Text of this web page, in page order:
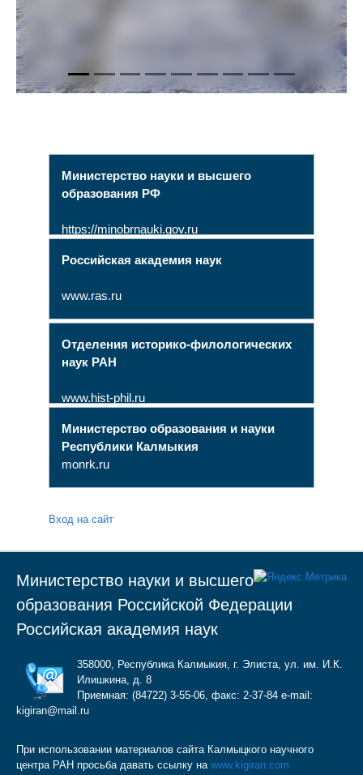
Министерство науки и высшего
образования РФ
https://minobrnauki.gov.ru
Российская академия наук
www.ras.ru
Отделения историко-филологических
наук РАН
www.hist-phil.ru
Министерство образования и науки
Республики Калмыкия
monrk.ru
Вход на сайт
Министерство науки и высшего
образования Российской Федерации
Российская академия наук
358000, Республика Калмыкия, г. Элиста, ул. им. И.К.
Илишкина, д. 8
Приемная: (84722) 3-55-06, факс: 2-37-84 e-mail:
kigiran@mail.ru
При использовании материалов сайта Калмыцкого научного
центра РАН просьба давать ссылку на www.kigiran.com